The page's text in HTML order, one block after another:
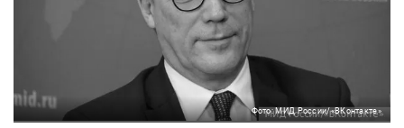
Фото: МИД России/«ВКонтакте»